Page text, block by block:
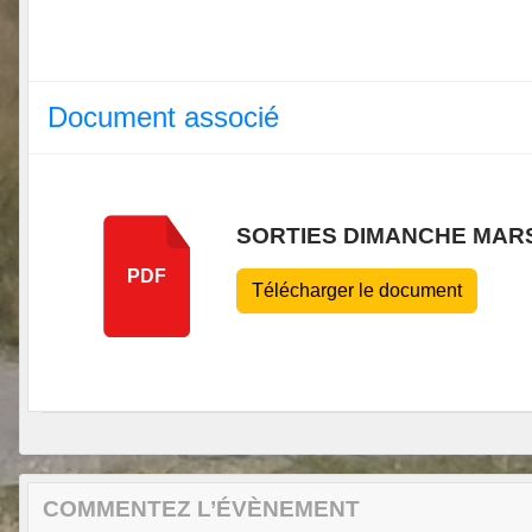
Document associé
PDF
SORTIES DIMANCHE
Télécharger le document
COMMENTEZ L’ÉVÈNEMENT